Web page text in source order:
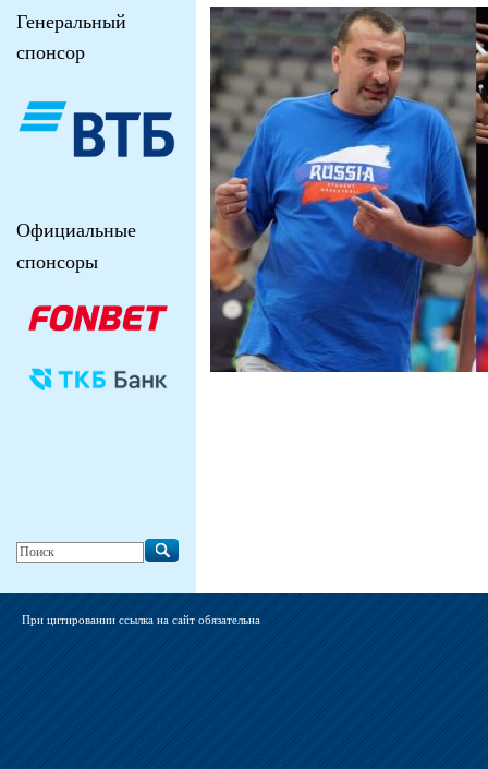
Генеральный
спонсор
Официальные
спонсоры
При цитировании ссылка на сайт обязательна